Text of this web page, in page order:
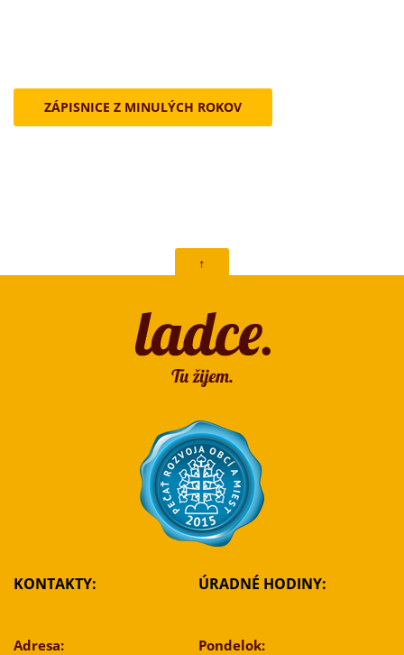
ZÁPISNICE Z MINULÝCH ROKOV
↑
KONTAKTY:
Adresa:
ÚRADNÉ HODINY:
Pondelok: